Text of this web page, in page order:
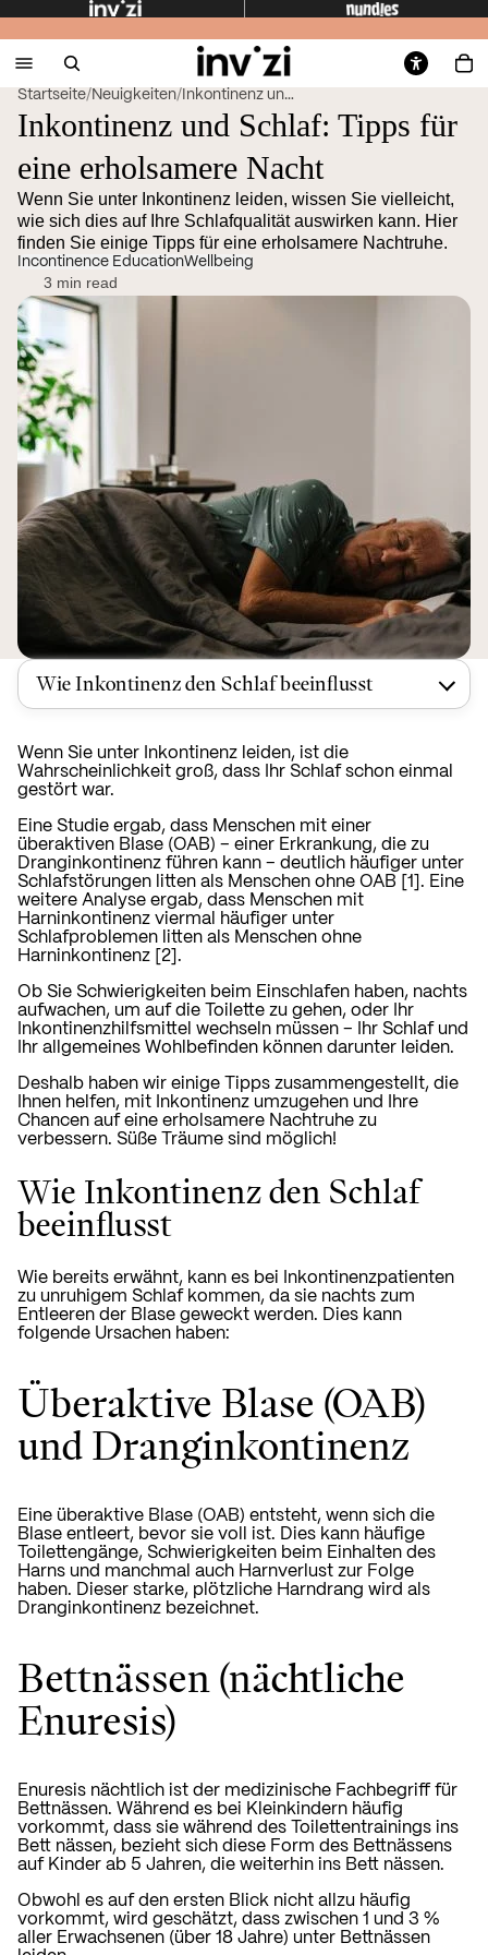
Startseite/Neuigkeiten/ Inkontinenz und Schlaf: Tipps für eine erholsam...
Inkontinenz und Schlaf: Tipps für
eine erholsamere Nacht
Wenn Sie unter Inkontinenz leiden, wissen Sie vielleicht,
wie sich dies auf Ihre Schlafqualität auswirken kann. Hier
finden Sie einige Tipps für eine erholsamere Nachtruhe.
Incontinence EducationWellbeing
3 min read
Wie Inkontinenz den Schlaf beeinflusst
Wenn Sie unter Inkontinenz leiden, ist die
Wahrscheinlichkeit groß, dass Ihr Schlaf schon einmal
gestört war.
Eine Studie ergab, dass Menschen mit einer
überaktiven Blase (OAB) – einer Erkrankung, die zu
Dranginkontinenz führen kann – deutlich häufiger unter
Schlafstörungen litten als Menschen ohne OAB [1]. Eine
weitere Analyse ergab, dass Menschen mit
Harninkontinenz viermal häufiger unter
Schlafproblemen litten als Menschen ohne
Harninkontinenz [2].
Ob Sie Schwierigkeiten beim Einschlafen haben, nachts
aufwachen, um auf die Toilette zu gehen, oder Ihr
Inkontinenzhilfsmittel wechseln müssen – Ihr Schlaf und
Ihr allgemeines Wohlbefinden können darunter leiden.
Deshalb haben wir einige Tipps zusammengestellt, die
Ihnen helfen, mit Inkontinenz umzugehen und Ihre
Chancen auf eine erholsamere Nachtruhe zu
verbessern. Süße Träume sind möglich!
Wie Inkontinenz den Schlaf
beeinflusst
Wie bereits erwähnt, kann es bei Inkontinenzpatienten
zu unruhigem Schlaf kommen, da sie nachts zum
Entleeren der Blase geweckt werden. Dies kann
folgende Ursachen haben:
Überaktive Blase (OAB)
und Dranginkontinenz
Eine überaktive Blase (OAB) entsteht, wenn sich die
Blase entleert, bevor sie voll ist. Dies kann häufige
Toilettengänge, Schwierigkeiten beim Einhalten des
Harns und manchmal auch Harnverlust zur Folge
haben. Dieser starke, plötzliche Harndrang wird als
Dranginkontinenz bezeichnet.
Bettnässen (nächtliche
Enuresis)
Enuresis nächtlich ist der medizinische Fachbegriff für
Bettnässen. Während es bei Kleinkindern häufig
vorkommt, dass sie während des Toilettentrainings ins
Bett nässen, bezieht sich diese Form des Bettnässens
auf Kinder ab 5 Jahren, die weiterhin ins Bett nässen.
Obwohl es auf den ersten Blick nicht allzu häufig
vorkommt, wird geschätzt, dass zwischen 1 und 3 %
aller Erwachsenen (über 18 Jahre) unter Bettnässen